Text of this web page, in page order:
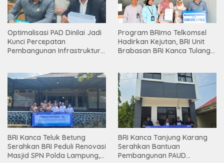
Optimalisasi PAD Dinilai Jadi
Kunci Percepatan
Pembangunan Infrastruktur
Program BRImo Telkomsel
Hadirkan Kejutan, BRI Unit
Brabasan BRI Kanca Tulang
Mesuji
BRI Kanca Teluk Betung
Serahkan BRI Peduli Renovasi
Masjid SPN Polda Lampung,
BRI Kanca Tanjung Karang
Serahkan Bantuan
Pembangunan PAUD